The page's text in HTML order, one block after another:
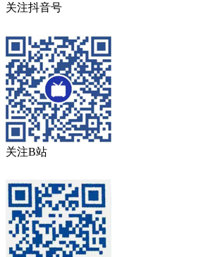
关注抖音号
关注B站